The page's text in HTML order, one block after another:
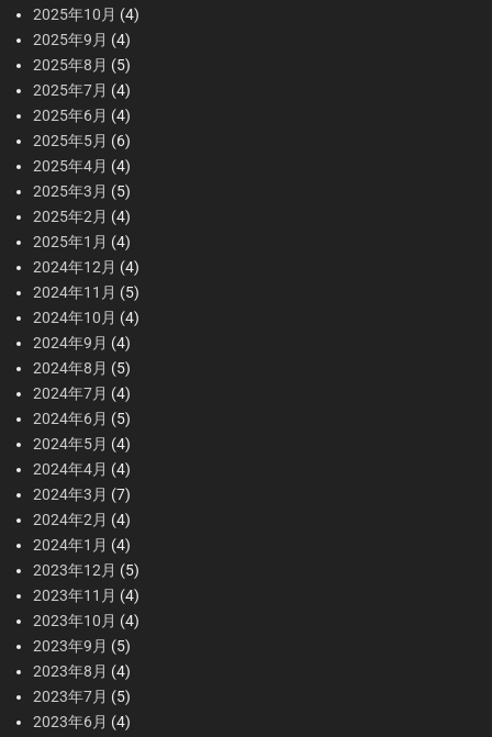
2025年10月 (4)
2025年9月 (4)
2025年8月 (5)
2025年7月 (4)
2025年6月 (4)
2025年5月 (6)
2025年4月 (4)
2025年3月 (5)
2025年2月 (4)
2025年1月 (4)
2024年12月 (4)
2024年11月 (5)
2024年10月 (4)
2024年9月 (4)
2024年8月 (5)
2024年7月 (4)
2024年6月 (5)
2024年5月 (4)
2024年4月 (4)
2024年3月 (7)
2024年2月 (4)
2024年1月 (4)
2023年12月 (5)
2023年11月 (4)
2023年10月 (4)
2023年9月 (5)
2023年8月 (4)
2023年7月 (5)
2023年6月 (4)